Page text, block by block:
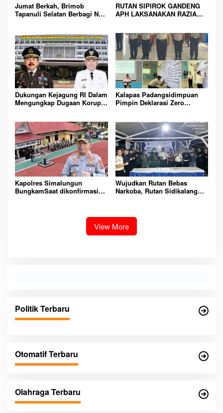
Jumat Berkah, Brimob
Tapanuli Selatan Berbagi Nasi
RUTAN SIPIROK GANDENG
APH LAKSANAKAN RAZIA
LINGKUNGAN
PEMASYARAKATAN YANG
AMAN
Dukungan Kejagung RI Dalam
Mengungkap Dugaan Korupsi
Dan Tangkap!
Kalapas Padangsidimpuan
Pimpin Deklarasi Zero
Padangsidimpuan
Kapolres Simalungun
BungkamSaat dikonfirmasi
Dikecamatan gunung malela
Wujudkan Rutan Bebas
Narkoba, Rutan Sidikalang
View More
Politik Terbaru
Otomatif Terbaru
Olahraga Terbaru